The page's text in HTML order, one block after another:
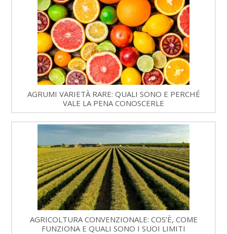
AGRUMI VARIETÀ RARE: QUALI SONO E PERCHÉ
VALE LA PENA CONOSCERLE
AGRICOLTURA CONVENZIONALE: COS’È, COME
FUNZIONA E QUALI SONO I SUOI LIMITI